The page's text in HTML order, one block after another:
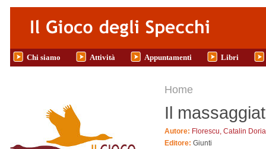
Salta al contenuto principale
Chi siamo Attività Appuntamenti Libri
Tu sei qui
Home
Il
Autore: Florescu, Catalin
Editore: Giunti